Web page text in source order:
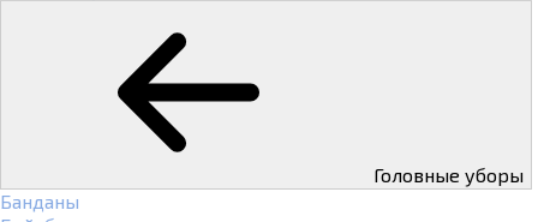
Головные уборы
Банданы